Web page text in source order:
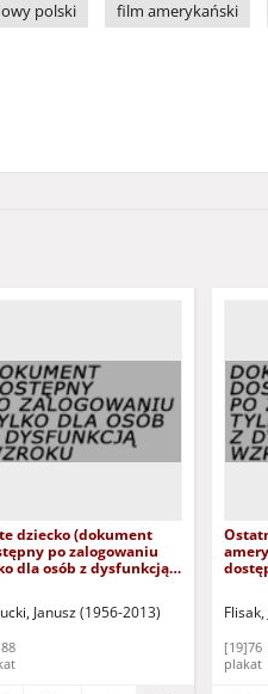
polski
film amerykański
dziecko (dokument
po zalogowaniu
dla osób z dysfunkcją
Janusz (1956-2013)
[19]76
plakat